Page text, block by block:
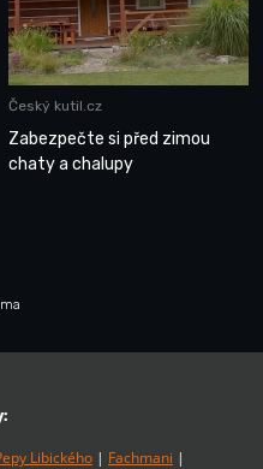
Český kutil.cz
Zabezpečte si před zimou
chaty a chalupy
Libického | Fachmani |